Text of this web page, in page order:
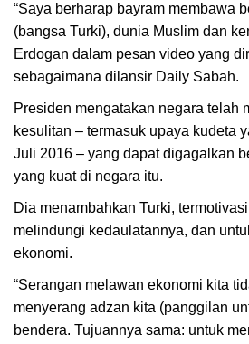
“Saya berharap bayram membawa
(bangsa Turki), dunia Muslim dan
Erdogan dalam pesan video yang
sebagaimana dilansir Daily Sabah.
Presiden mengatakan negara telah
kesulitan – termasuk upaya kudeta
Juli 2016 – yang dapat digagalkan
yang kuat di negara itu.
Dia menambahkan Turki,
melindungi kedaulatannya, dan
ekonomi.
“Serangan melawan ekonomi kita
menyerang adzan kita (panggilan
bendera. Tujuannya sama: untuk